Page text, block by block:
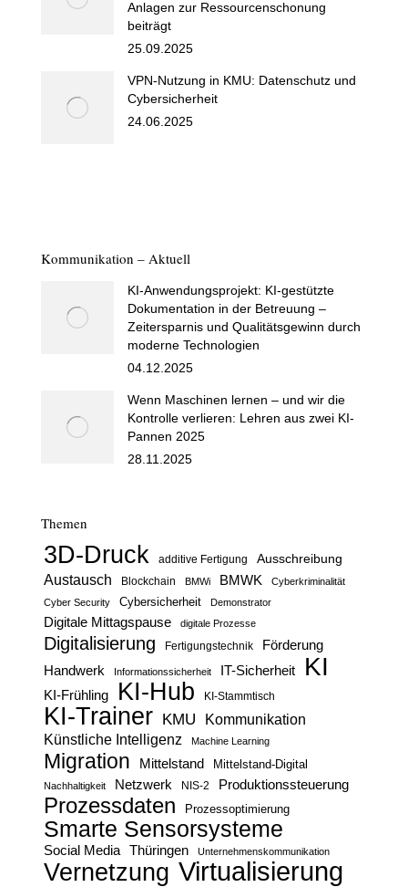
Anlagen zur Ressourcenschonung
beiträgt
25.09.2025
VPN-Nutzung in KMU: Datenschutz und
Cybersicherheit
24.06.2025
Kommunikation – Aktuell
KI-Anwendungsprojekt: KI-gestützte
Dokumentation in der Betreuung –
Zeitersparnis und Qualitätsgewinn durch
moderne Technologien
04.12.2025
Wenn Maschinen lernen – und wir die
Kontrolle verlieren: Lehren aus zwei KI-
Pannen 2025
28.11.2025
Themen
3D-Druck additive Fertigung Ausschreibung
Austausch Blockchain BMWi BMWK
Cyberkriminalität
Cyber Security
Cybersicherheit Demonstrator
Digitale Mittagspause digitale Prozesse
Digitalisierung Fertigungstechnik Förderung
Handwerk Informationssicherheit IT-Sicherheit KI
KI-Frühling KI-Hub KI-Stammtisch
KI-Trainer KMU
Kommunikation
Künstliche Intelligenz
Machine Learning
Migration Mittelstand Mittelstand-Digital
Nachhaltigkeit Netzwerk NIS-2 Produktionssteuerung
Prozessdaten Prozessoptimierung
Smarte Sensorsysteme
Social Media Thüringen Unternehmenskommunikation
Vernetzung Virtualisierung